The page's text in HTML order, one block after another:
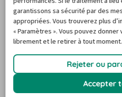
Quelques infos
voiture à
Avant de débarquer à
qui se situe à une dizaine de
de Las Vegas, vous vous devrez
location voiture Las Vegas
garantissons sa sécurité par des
appropriées. Vous trouverez plus
« Paramètres ». Vous pouvez
librement et le retirer à tout moment.
Rejeter ou
Accepter